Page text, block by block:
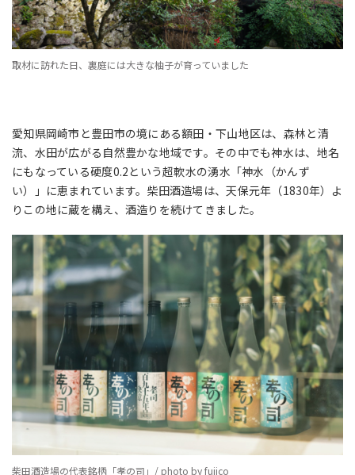
取材に訪れた日、裏庭には大きな柚子が育っていました
愛知県岡崎市と豊田市の境にある額田・下山地区は、森林と清
流、水田が広がる自然豊かな地域です。その中でも神水は、地名
にもなっている硬度0.2という超軟水の湧水「神水（かんず
い）」に恵まれています。柴田酒造場は、天保元年（1830年）よ
りこの地に蔵を構え、酒造りを続けてきました。
柴田酒造場の代表銘柄「孝の司」/ photo by fujico